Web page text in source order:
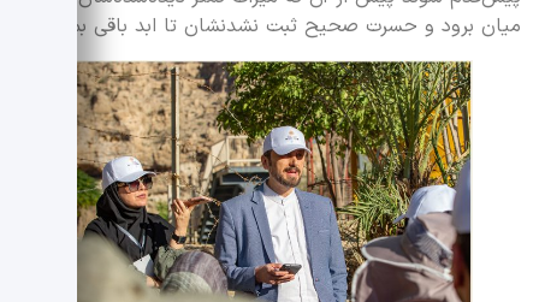
میان برود و حسرت صحیح ثبت نشدنشان تا ابد باقی بماند.